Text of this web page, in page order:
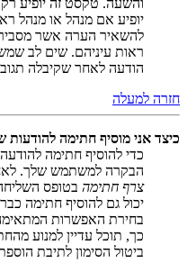
והשעה. טקסט זה יופיע
יופיע אם מנהל או מנהל
להשאיר הערה אשר
ראות עיניהם. שים לב
הודעה לאחר שקיבלה
חזרה למעלה
כיצד אני מוסיף חתימה להודעות
כדי להוסיף חתימה
הבקרה למשתמש שלך.
צרף חתימה בטופס
יכול גם להוסיף חתימה
בחירת האפשרות
כך, תוכל עדיין למנוע
ביטול הסימון לתיבת